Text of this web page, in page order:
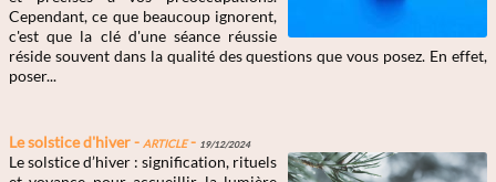
Cependant, ce que beaucoup ignorent,
c'est que la clé d'une séance réussie
réside souvent dans la qualité des questions que vous posez. En effet,
poser...
Le solstice d'hiver -Article- 19/12/2024
Le solstice d’hiver : signification, rituels